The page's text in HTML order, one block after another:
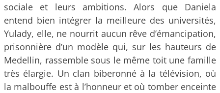
sociale et leurs ambitions. Alors que Daniela
entend bien intégrer la meilleure des universités,
Yulady, elle, ne nourrit aucun rêve d’émancipation,
prisonnière d’un modèle qui, sur les hauteurs de
Medellin, rassemble sous le même toit une famille
très élargie. Un clan biberonné à la télévision, où
la malbouffe est à l’honneur et où tomber enceinte